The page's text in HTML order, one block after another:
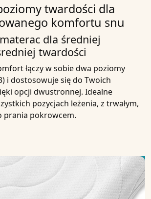
twardości dla
komfortu snu
dla średniej
twardości
łączy w sobie dwa poziomy
i dostosowuje się do Twoich
opcji dwustronnej. Idealne
pozycjach leżenia, z trwałym,
prania pokrowcem.